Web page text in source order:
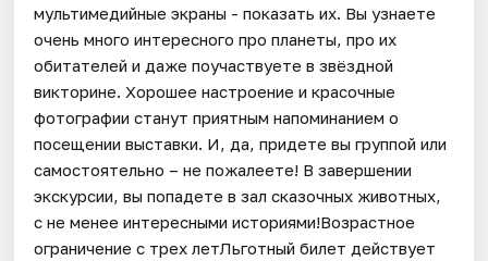
мультимедийные экраны - показать их. Вы узнаете
очень много интересного про планеты, про их
обитателей и даже поучаствуете в звёздной
викторине. Хорошее настроение и красочные
фотографии станут приятным напоминанием о
посещении выставки. И, да, придете вы группой или
самостоятельно – не пожалеете! В завершении
экскурсии, вы попадете в зал сказочных животных,
с не менее интересными историями!Возрастное
ограничение с трех летЛьготный билет действует